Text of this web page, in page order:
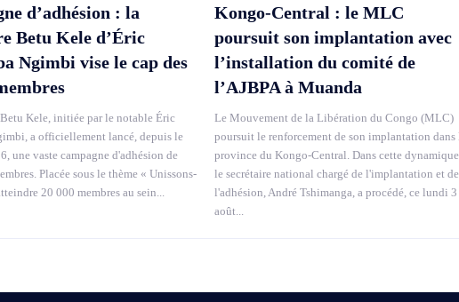
d’adhésion : la
Betu Kele d’Éric
Ngimbi vise le cap des
Kele, initiée par le notable Éric
a officiellement lancé, depuis le
une vaste campagne d'adhésion de
Placée sous le thème « Unissons-
20 000 membres au sein...
Kongo-Central : le MLC
poursuit son implantation avec
l’installation du comité de
l’AJBPA à Muanda
Le Mouvement de la Libération du Congo (MLC)
poursuit le renforcement de son implantation dans
province du Kongo-Central. Dans cette
le secrétaire national chargé de l'implantation et de
l'adhésion, André Tshimanga, a procédé, ce lundi 3
août...